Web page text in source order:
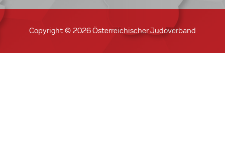
Copyright © 2026 Österreichischer Judoverband